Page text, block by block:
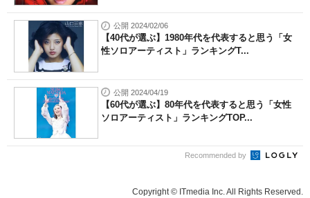
公開 2024/02/06
【40代が選ぶ】1980年代を代表すると思う「女
性ソロアーティスト」ランキングT...
公開 2024/04/19
【60代が選ぶ】80年代を代表すると思う「女性
ソロアーティスト」ランキングTOP...
Recommended by
Copyright © ITmedia Inc. All Rights Reserved.